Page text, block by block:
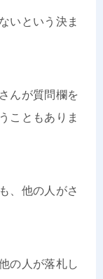
いという決ま
んが質問欄を
こともありま
、他の人がさ
の人が落札し